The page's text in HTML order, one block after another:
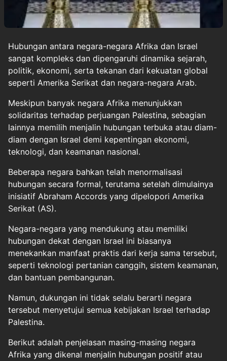
Hubungan antara negara-negara Afrika dan Israel
sangat kompleks dan dipengaruhi dinamika sejarah,
politik, ekonomi, serta tekanan dari kekuatan global
seperti Amerika Serikat dan negara-negara Arab.
Meskipun banyak negara Afrika menunjukkan
solidaritas terhadap perjuangan Palestina, sebagian
lainnya memilih menjalin hubungan terbuka atau diam-
diam dengan Israel demi kepentingan ekonomi,
teknologi, dan keamanan nasional.
Beberapa negara bahkan telah menormalisasi
hubungan secara formal, terutama setelah dimulainya
inisiatif Abraham Accords yang dipelopori Amerika
Serikat (AS).
Negara-negara yang mendukung atau memiliki
hubungan dekat dengan Israel ini biasanya
menekankan manfaat praktis dari kerja sama tersebut,
seperti teknologi pertanian canggih, sistem keamanan,
dan bantuan pembangunan.
Namun, dukungan ini tidak selalu berarti negara
tersebut menyetujui semua kebijakan Israel terhadap
Palestina.
Berikut adalah penjelasan masing-masing negara
Afrika yang dikenal menjalin hubungan positif atau